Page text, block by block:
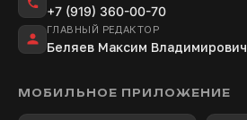
+7 (919) 360-00-70
ГЛАВНЫЙ РЕДАКТОР
Беляев Максим Владимирович
МОБИЛЬНОЕ ПРИЛОЖЕНИЕ